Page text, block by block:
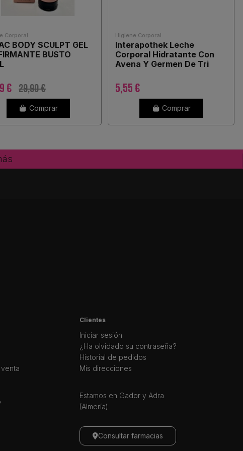
Corporal
BODY SCULPT GEL
BUSTO
€ 29,90 €
Comprar
Higiene Corporal
Interapothek Leche
Corporal Hidratante Con
Avena Y Germen De Tri
5,55 €
Comprar
Clientes
Iniciar sesión
¿Ha olvidado su contraseña?
Historial de pedidos
Mis direcciones
Estamos en Gador y Adra
(Almería)
Consultar farmacias